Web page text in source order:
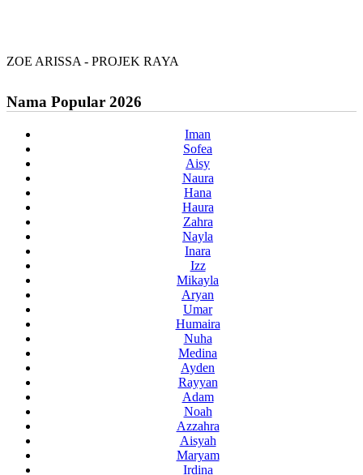
ZOE ARISSA - PROJEK RAYA
Nama Popular 2026
Iman
Sofea
Aisy
Naura
Hana
Haura
Zahra
Nayla
Inara
Izz
Mikayla
Aryan
Umar
Humaira
Nuha
Medina
Ayden
Rayyan
Adam
Noah
Azzahra
Aisyah
Maryam
Irdina